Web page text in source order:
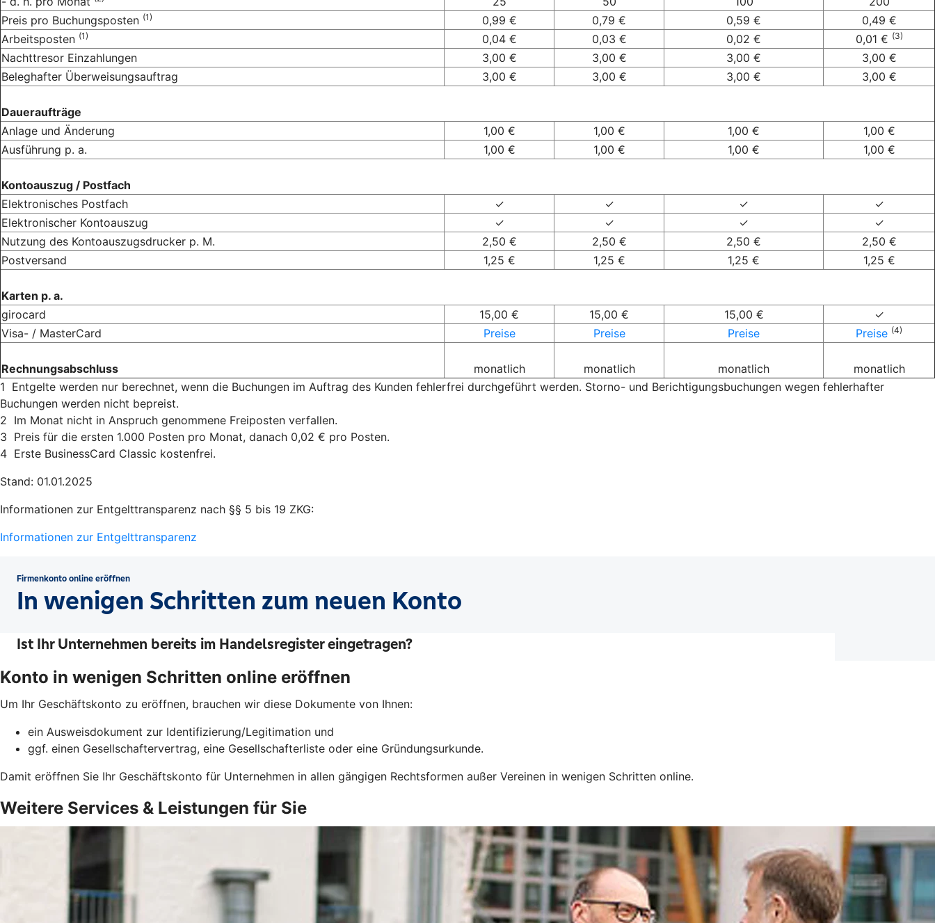
Preis pro Buchungsposten (1) 0,99 € 0,79 € 0,59 €
0,49 €
Arbeitsposten (1) 0,04 € 0,03 € 0,02 € 0,01 € (3)
Nachttresor Einzahlungen 3,00 € 3,00 € 3,00 €
3,00 €
Beleghafter Überweisungsauftrag
3,00 € 3,00 € 3,00 € 3,00 €
Daueraufträge
Anlage und Änderung
1,00 € 1,00 € 1,00 €
1,00 €
Ausführung p. a.
1,00 € 1,00 € 1,00 € 1,00 €
Kontoauszug / Postfach
Elektronisches Postfach
✓ ✓ ✓
✓
Elektronischer Kontoauszug
✓ ✓ ✓
✓
Nutzung des Kontoauszugsdrucker p. M.
2,50 € 2,50 € 2,50 €
2,50 €
Postversand
1,25 € 1,25 € 1,25 € 1,25 €
Karten p. a.
girocard
15,00 € 15,00 € 15,00 €
✓
Visa- / MasterCard
Preise Preise Preise Preise (4)
Rechnungsabschluss monatlich monatlich monatlich
monatlich
1 Entgelte werden nur berechnet, wenn die Buchungen im Auftrag des Kunden fehlerfrei durchgeführt werden. Storno- und Berichtigungsbuchungen wegen fehlerhafter
Buchungen werden nicht bepreist.
2 Im Monat nicht in Anspruch genommene Freiposten verfallen.
3 Preis für die ersten 1.000 Posten pro Monat, danach 0,02 € pro Posten.
4 Erste BusinessCard Classic kostenfrei.
Stand: 01.01.2025
Informationen zur Entgelttransparenz nach §§ 5 bis 19 ZKG:
Informationen zur Entgelttransparenz
Konto in wenigen Schritten online eröffnen
Um Ihr Geschäftskonto zu eröffnen, brauchen wir diese Dokumente von Ihnen:
ein Ausweisdokument zur Identifizierung/Legitimation und
ggf. einen Gesellschaftervertrag, eine Gesellschafterliste oder eine Gründungsurkunde.
Damit eröffnen Sie Ihr Geschäftskonto für Unternehmen in allen gängigen Rechtsformen außer Vereinen in wenigen Schritten online.
Weitere Services & Leistungen für Sie